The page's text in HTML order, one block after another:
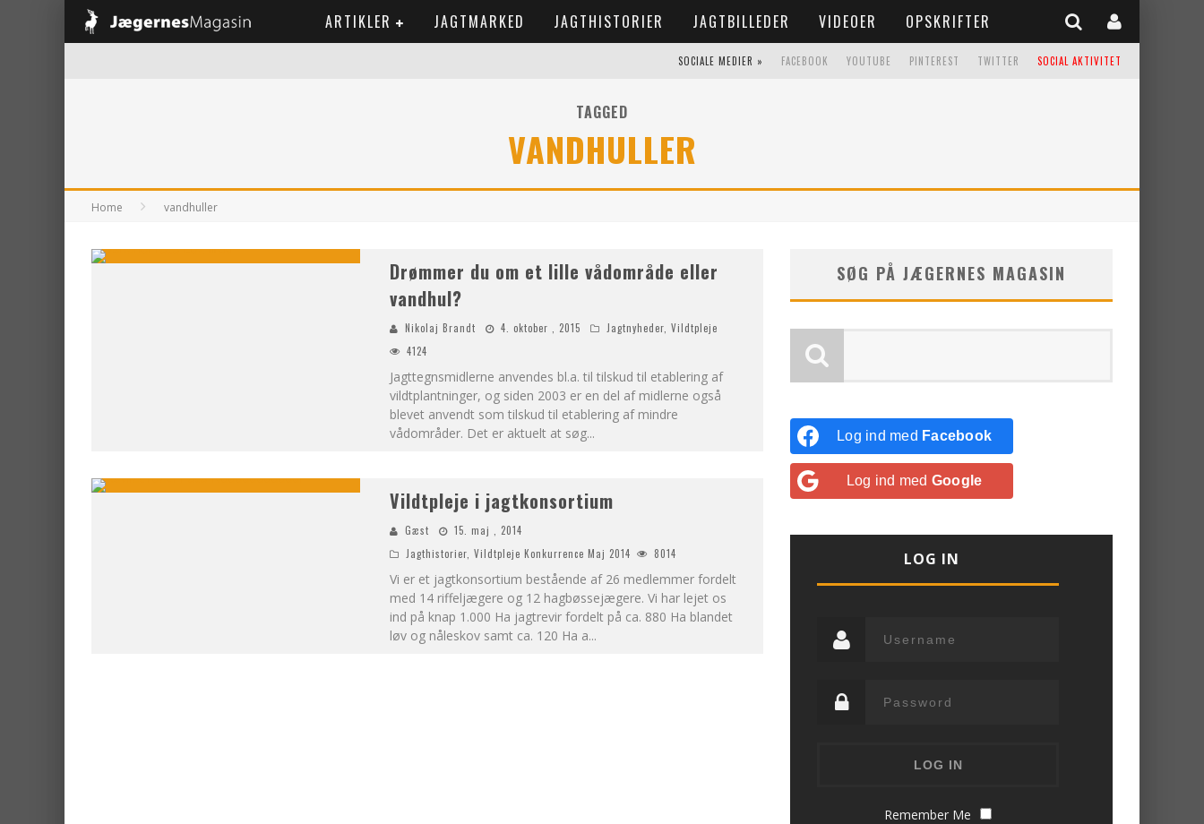
ARTIKLER JAGTMARKED JAGTHISTORIER JAGTBILLEDER VIDEOER OPSKRIFTER
SOCIAL AKTIVITET
TWITTER
PINTEREST
YOUTUBE
FACEBOOK
SOCIALE MEDIER »
TAGGED
VANDHULLER
Home vandhuller
Drømmer du om et lille vådområde eller
vandhul?
Nikolaj Brandt 4. oktober , 2015 Jagtnyheder, Vildtpleje
4124
Jagttegnsmidlerne anvendes bl.a. til tilskud til etablering af
vildtplantninger, og siden 2003 er en del af midlerne også
blevet anvendt som tilskud til etablering af mindre
vådområder. Det er aktuelt at søg...
Vildtpleje i jagtkonsortium
Gæst
15. maj , 2014
Jagthistorier, Vildtpleje Konkurrence Maj 2014 8014
Vi er et jagtkonsortium bestående af 26 medlemmer fordelt
med 14 riffeljægere og 12 hagbøssejægere. Vi har lejet os
ind på knap 1.000 Ha jagtrevir fordelt på ca. 880 Ha blandet
løv og nåleskov samt ca. 120 Ha a...
SØG PÅ JÆGERNES MAGASIN
Log ind med Facebook
Log ind med Google
LOG IN
Remember Me